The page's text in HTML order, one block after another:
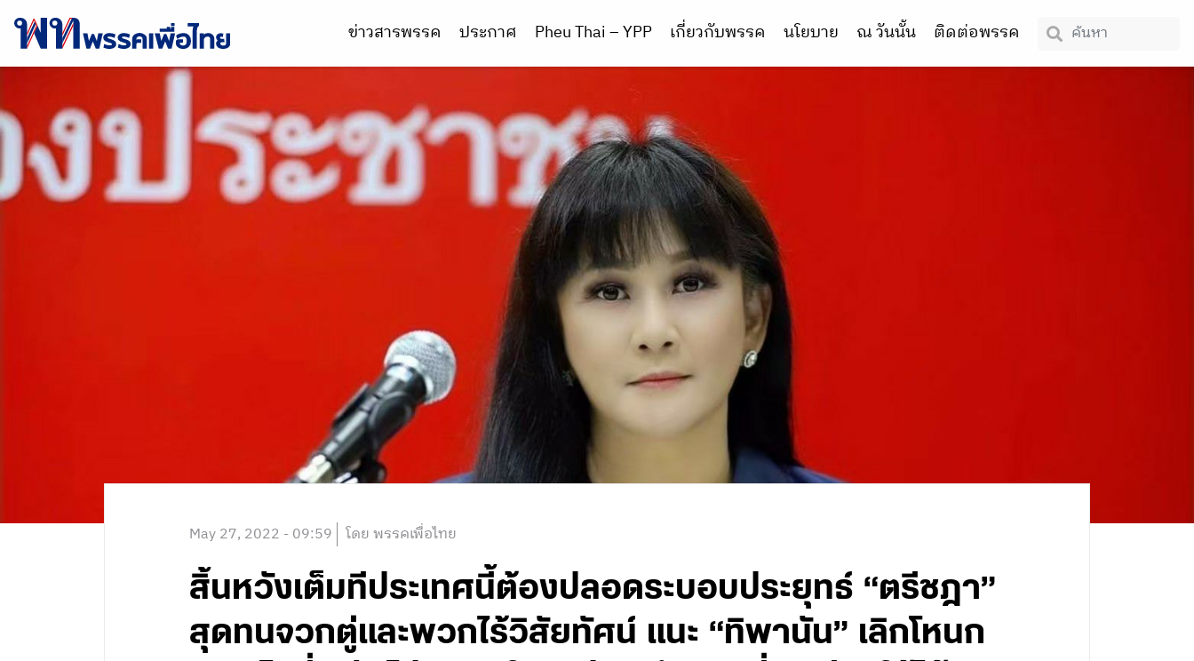
ข่าวสารพรรค ประกาศ Pheu Thai – YPP เกี่ยวกับพรรค นโยบาย ณ วันนั้น ติดต่อพรรค
May 27, 2022 - 09:59 โดย พรรคเพื่อไทย
สิ้นหวังเต็มทีประเทศนี้ต้องปลอดระบอบประยุทธ์ “ตรีชฎา”
สุดทนจวกตู่และพวกไร้วิสัยทัศน์ แนะ “ทิพานัน” เลิกโหนก